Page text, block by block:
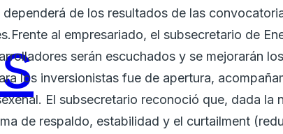
de los resultados de las
al empresariado, el subsecretario de
serán escuchados y se mejorarán
los inversionistas fue de apertura,
El subsecretario reconoció que, dada la
de respaldo, estabilidad y el curtailment